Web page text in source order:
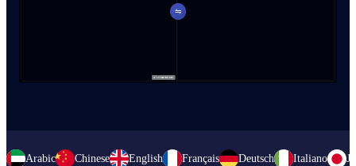
Arabic Chinese English Français Deutsch Italiano